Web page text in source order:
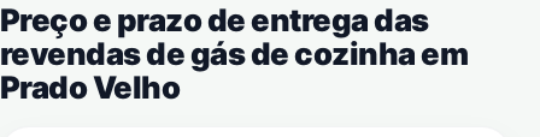
Preço e prazo de entrega das
revendas de gás de cozinha em
Prado Velho